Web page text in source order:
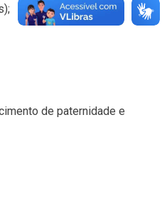
de paternidade e